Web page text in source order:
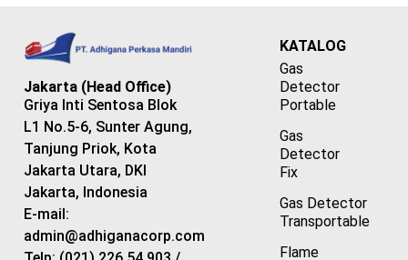
Jakarta (Head Office)
Griya Inti Sentosa Blok
L1 No.5-6, Sunter Agung,
Tanjung Priok, Kota
Jakarta Utara, DKI
Jakarta, Indonesia
E-mail:
admin@adhiganacorp.com
KATALOG
Gas
Detector
Portable
Gas
Detector
Fix
Gas Detector
Transportable
Flame